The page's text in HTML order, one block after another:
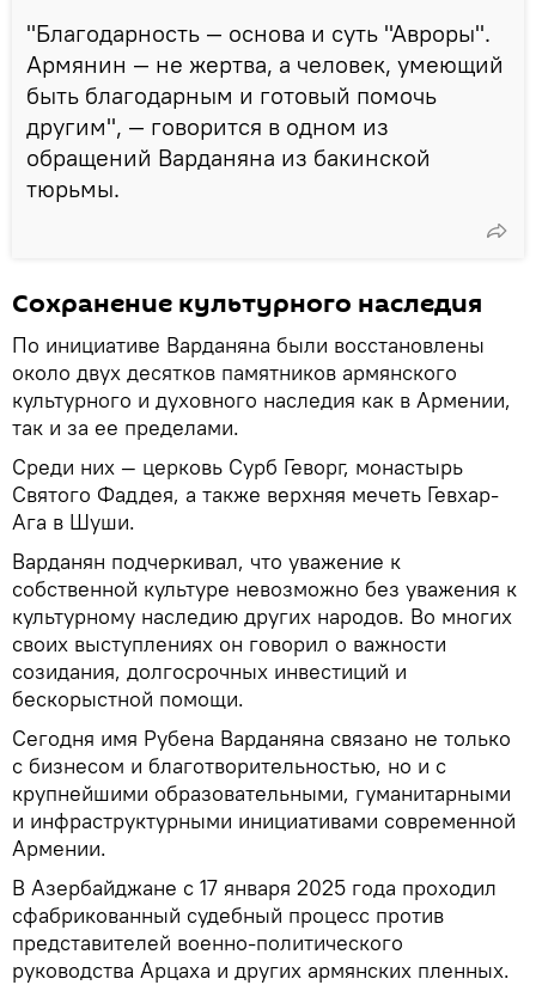
"Благодарность — основа и суть "Авроры".
Армянин — не жертва, а человек, умеющий
быть благодарным и готовый помочь
другим", — говорится в одном из
обращений Варданяна из бакинской
тюрьмы.
Сохранение культурного наследия
По инициативе Варданяна были восстановлены
около двух десятков памятников армянского
культурного и духовного наследия как в Армении,
так и за ее пределами.
Среди них — церковь Сурб Геворг, монастырь
Святого Фаддея, а также верхняя мечеть Гевхар-
Ага в Шуши.
Варданян подчеркивал, что уважение к
собственной культуре невозможно без уважения к
культурному наследию других народов. Во многих
своих выступлениях он говорил о важности
созидания, долгосрочных инвестиций и
бескорыстной помощи.
Сегодня имя Рубена Варданяна связано не только
с бизнесом и благотворительностью, но и с
крупнейшими образовательными, гуманитарными
и инфраструктурными инициативами современной
Армении.
В Азербайджане с 17 января 2025 года проходил
сфабрикованный судебный процесс против
представителей военно-политического
руководства Арцаха и других армянских пленных.